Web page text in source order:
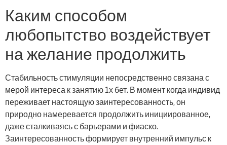
Каким способом
любопытство воздействует
на желание продолжить
Стабильность стимуляции непосредственно связана с
мерой интереса к занятию 1х бет. В момент когда индивид
переживает настоящую заинтересованность, он
природно намеревается продолжить инициированное,
даже сталкиваясь с барьерами и фиаско.
Заинтересованность формирует внутренний импульс к